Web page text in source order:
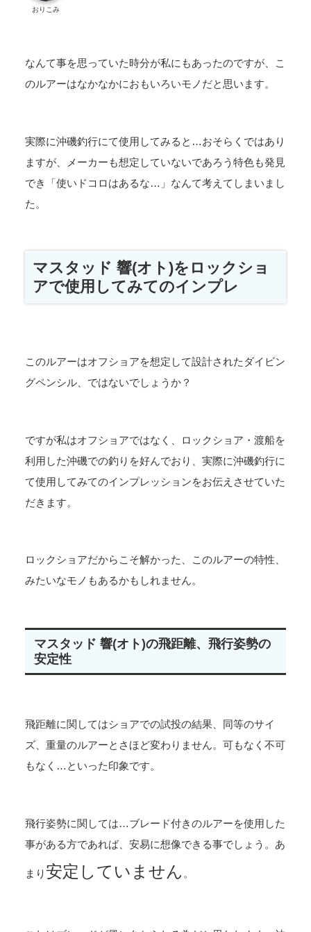
おりこみ
なんて事を思っていた時分が私にもあったのですが、こ
のルアーはなかなかにおもいろいモノだと思います。
実際に沖磯釣行にて使用してみると…おそらくではあり
ますが、メーカーも想定していないであろう特色も発見
でき「使いドコロはあるな…」なんて考えてしまいまし
た。
マスタッド 響(オト)をロックショ
アで使用してみてのインプレ
このルアーはオフショアを想定して設計されたダイビン
グペンシル、ではないでしょうか？
ですが私はオフショアではなく、ロックショア・渡船を
利用した沖磯での釣りを好んでおり、実際に沖磯釣行に
て使用してみてのインプレッションをお伝えさせていた
だきます。
ロックショアだからこそ解かった、このルアーの特性、
みたいなモノもあるかもしれません。
マスタッド 響(オト)の飛距離、飛行姿勢の
安定性
飛距離に関してはショアでの試投の結果、同等のサイ
ズ、重量のルアーとさほど変わりません。可もなく不可
もなく…といった印象です。
飛行姿勢に関しては…ブレード付きのルアーを使用した
事がある方であれば、安易に想像できる事でしょう。あ
まり 安定していません 。